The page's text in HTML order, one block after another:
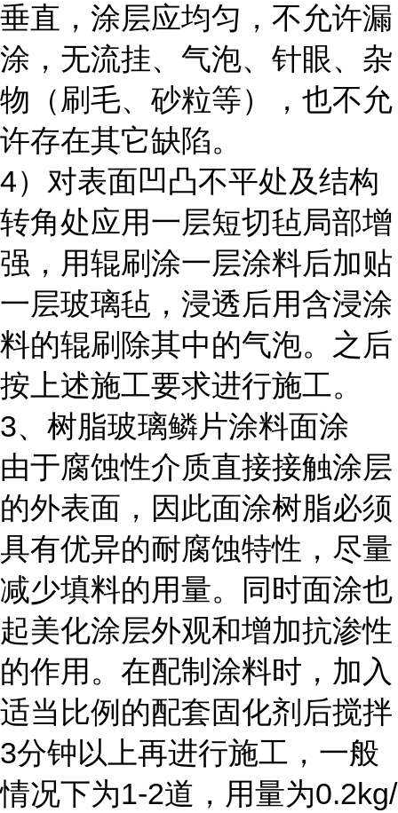
垂直，涂层应均匀，不允许漏
涂，无流挂、气泡、针眼、杂
物（刷毛、砂粒等），也不允
许存在其它缺陷。
4）对表面凹凸不平处及结构
转角处应用一层短切毡局部增
强，用辊刷涂一层涂料后加贴
一层玻璃毡，浸透后用含浸涂
料的辊刷除其中的气泡。之后
按上述施工要求进行施工。
3、树脂玻璃鳞片涂料面涂
由于腐蚀性介质直接接触涂层
的外表面，因此面涂树脂必须
具有优异的耐腐蚀特性，尽量
减少填料的用量。同时面涂也
起美化涂层外观和增加抗渗性
的作用。在配制涂料时，加入
适当比例的配套固化剂后搅拌
3分钟以上再进行施工，一般
情况下为1-2道，用量为0.2kg/